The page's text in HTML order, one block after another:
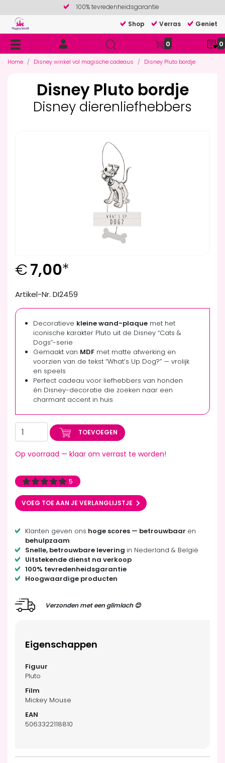
100% tevredenheidsgarantie
Shop
Verras Geniet
0 0
Home Disney winkel vol magische cadeaus Disney Pluto bordje
Disney Pluto bordje
Disney dierenliefhebbers
€7,00*
Artikel-Nr. DI2459
Decoratieve kleine wand-plaque met het
iconische karakter Pluto uit de Disney “Cats &
Dogs”-serie
Gemaakt van MDF met matte afwerking en
voorzien van de tekst “What’s Up Dog?” — vrolijk
en speels
Perfect cadeau voor liefhebbers van honden
én Disney-decoratie die zoeken naar een
charmant accent in huis
TOEVOEGEN
Op voorraad — klaar om verrast te worden!
5
VOEG TOE AAN JE VERLANGLIJSTJE
Klanten geven ons hoge scores — betrouwbaar en
behulpzaam
Snelle, betrouwbare levering in Nederland & België
Uitstekende dienst na verkoop
100% tevredenheidsgarantie
Hoogwaardige producten
Verzonden met een glimlach 😊
Eigenschappen
Pluto
Mickey Mouse
5063322118810